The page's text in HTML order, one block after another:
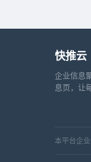
快推云
企业信息
息页，让
本平台企